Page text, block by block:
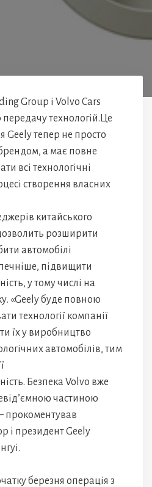
Group і Volvo Cars
технологій.Це
Geely тепер не просто
а має повне
всі технологічні
створення власних
китайського
розширити
автомобілі
підвищити
у тому числі на
«Geely буде повною
технології компанії
їх у виробництво
автомобілів, тим
Безпека Volvo вже
частиною
прокоментував
і президент Geely
березня операція з